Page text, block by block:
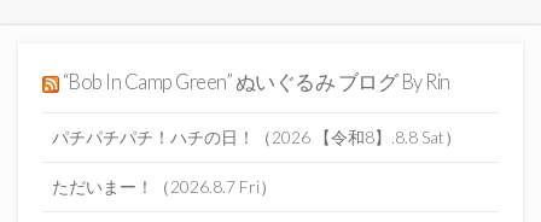
“Bob In Camp Green” ぬいぐるみ ブログ By Rin
パチパチパチ！ハチの日！（2026 【令和8】.8.8 Sat）
ただいまー！（2026.8.7 Fri）